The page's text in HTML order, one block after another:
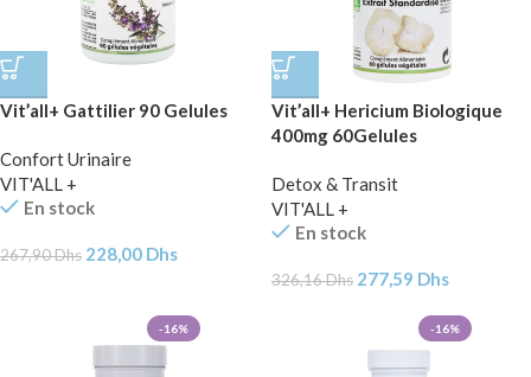
Vit’all+ Gattilier 90 Gelules
Confort Urinaire
VIT'ALL +
En stock
267,90Dhs 228,00 Dhs
Vit’all+ Hericium Biologique
400mg 60Gelules
Detox & Transit
VIT'ALL +
En stock
326,16Dhs 277,59 Dhs
-16% -16%